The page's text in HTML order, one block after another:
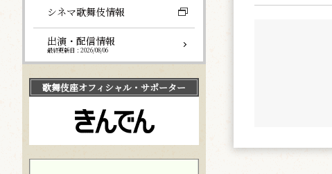
シネマ歌舞伎情報
出演・配信情報
最終更新日：2026/08/06
歌舞伎座オフィシャル・サポーター